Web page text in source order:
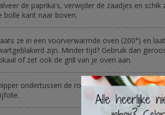
de paprika's, verwijder de zaadjes en
bolle kant naar boven.
ze in een voorverwarmde oven (200°) en
zijn. Minder tijd? Gebruik dan
of zet ook de grill van je oven aan.
ondertussen de rode ui en knoflook. Fruit